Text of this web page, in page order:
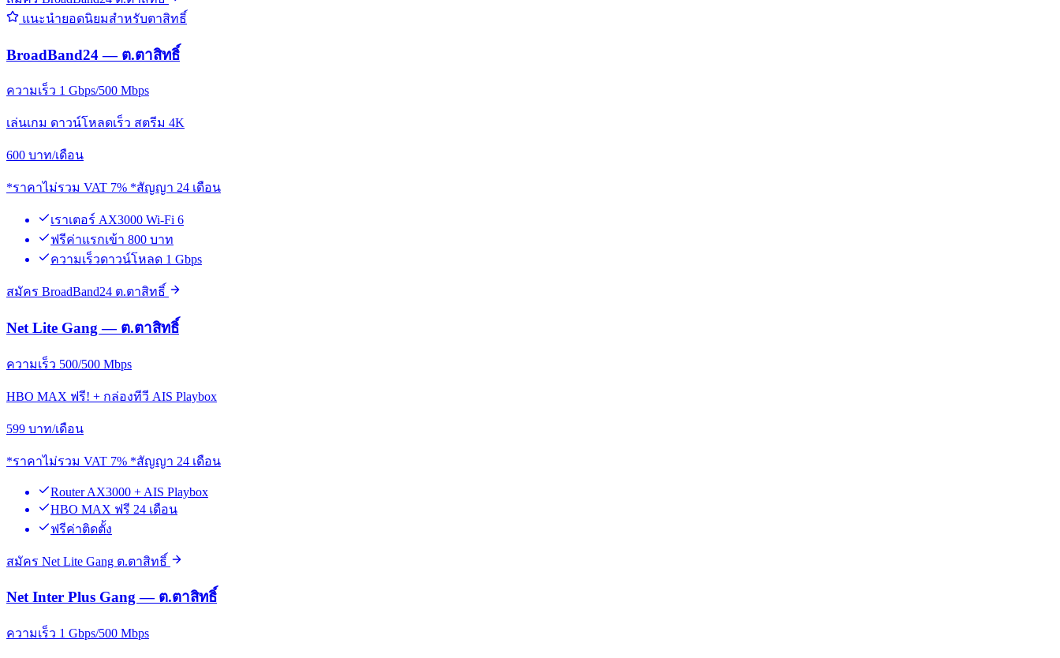
แนะนำยอดนิยมสำหรับตาสิทธิ์
BroadBand24 — ต.ตาสิทธิ์
ความเร็ว 1 Gbps/500 Mbps
เล่นเกม ดาวน์โหลดเร็ว สตรีม 4K
600 บาท/เดือน
*ราคาไม่รวม VAT 7% *สัญญา 24 เดือน
เราเตอร์ AX3000 Wi-Fi 6
ฟรีค่าแรกเข้า 800 บาท
ความเร็วดาวน์โหลด 1 Gbps
สมัคร BroadBand24 ต.ตาสิทธิ์
Net Lite Gang — ต.ตาสิทธิ์
ความเร็ว 500/500 Mbps
HBO MAX ฟรี! + กล่องทีวี AIS Playbox
599 บาท/เดือน
*ราคาไม่รวม VAT 7% *สัญญา 24 เดือน
Router AX3000 + AIS Playbox
HBO MAX ฟรี 24 เดือน
ฟรีค่าติดตั้ง
สมัคร Net Lite Gang ต.ตาสิทธิ์
Net Inter Plus Gang — ต.ตาสิทธิ์
ความเร็ว 1 Gbps/500 Mbps